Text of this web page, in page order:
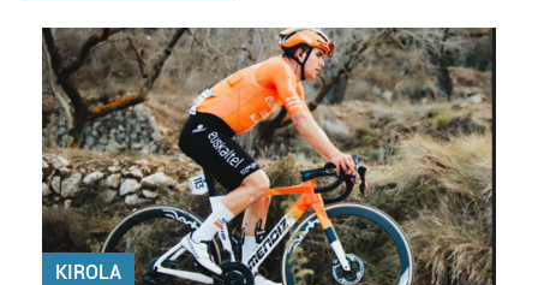
Webgune honek cookie propioak eta hirugarrenen cookie-
fitxategiak erabiltzen ditu. Zure esperientzia eta
zerbitzuak hobetzeko asmoz, cookie teknologiaz
baliatzen gara. Ohar hau onartuz gero, teknologia hori
erabiltzeko baimen esplizitua ematen diguzu.Gehiago
irakurri
KIROLA